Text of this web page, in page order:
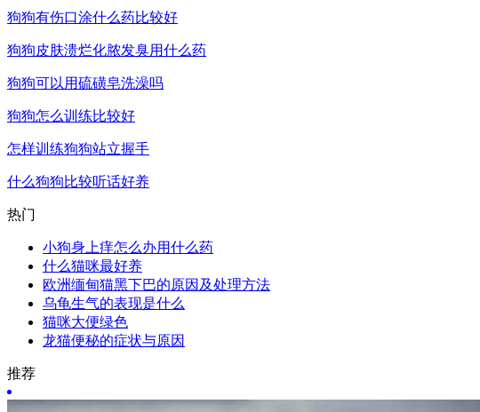
狗狗有伤口涂什么药比较好
狗狗皮肤溃烂化脓发臭用什么药
狗狗可以用硫磺皂洗澡吗
狗狗怎么训练比较好
怎样训练狗狗站立握手
什么狗狗比较听话好养
热门
小狗身上痒怎么办用什么药
什么猫咪最好养
欧洲缅甸猫黑下巴的原因及处理方法
乌龟生气的表现是什么
猫咪大便绿色
龙猫便秘的症状与原因
推荐